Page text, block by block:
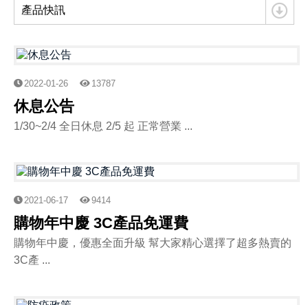
產品快訊
2022-01-26 13787
休息公告
1/30~2/4 全日休息 2/5 起 正常營業 ...
2021-06-17 9414
購物年中慶 3C產品免運費
購物年中慶，優惠全面升級 幫大家精心選擇了超多熱賣的
3C產 ...